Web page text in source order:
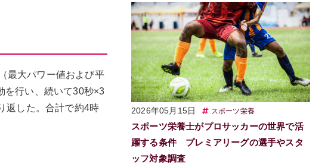
最大パワー値および平
を行い、続いて30秒×3
返した。合計で約4時
2026年05月15日 スポーツ栄養
スポーツ栄養士がプロサッカーの世界で活
躍する条件 プレミアリーグの選手やスタ
ッフ対象調査